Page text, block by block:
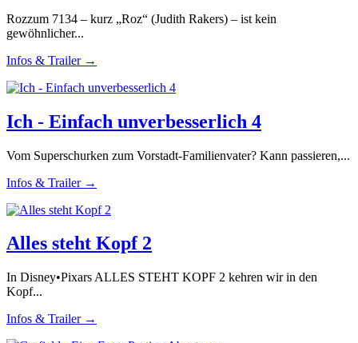
Rozzum 7134 – kurz „Roz“ (Judith Rakers) – ist kein
gewöhnlicher...
Infos & Trailer →
Ich - Einfach unverbesserlich 4
Vom Superschurken zum Vorstadt-Familienvater? Kann passieren,...
Infos & Trailer →
Alles steht Kopf 2
In Disney•Pixars ALLES STEHT KOPF 2 kehren wir in den
Kopf...
Infos & Trailer →